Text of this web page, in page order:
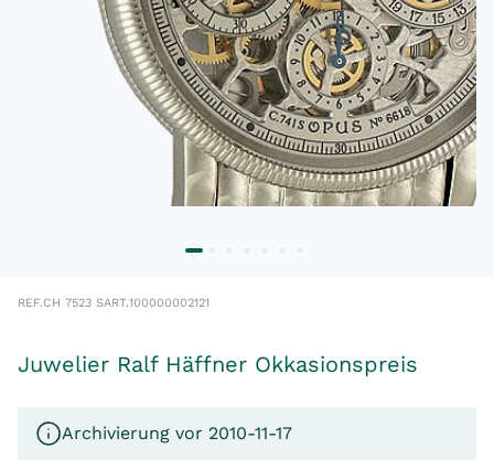
REF.CH 7523 SART.100000002121
Juwelier Ralf Häffner Okkasionspreis
Archivierung vor 2010-11-17